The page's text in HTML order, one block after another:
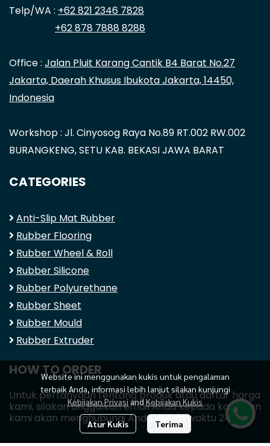
Website ini menggunakan kukis untuk pengalaman
terbaik Anda, informasi lebih lanjut silakan kunjungi
Kebijakan Privasi andKebijakan Kukis
Atur Kukis Terima
Telp/WA : +62 821 2346 7828
+62 878 7888 8288
Office : Jalan Pluit Karang Cantik B4 Barat No.27
Jakarta, Daerah Khusus Ibukota Jakarta, 14450,
Indonesia
Workshop : Jl. Cinyosog Raya No.89 RT.002 RW.002
BURANGKENG, SETU KAB. BEKASI JAWA BARAT
CATEGORIES
Anti-Slip Mat Rubber
Rubber Flooring
Rubber Wheel & Roll
Rubber Silicone
Rubber Polyurethane
Rubber Sheet
Rubber Mould
Rubber Extruder
HOW TO ORDER
Untuk pertanyaan tentang produk atau daftar harga
kami, silakan tinggalkan email Anda kepada kami dan
kami akan menghubungi Anda dalam waktu 24 jam.